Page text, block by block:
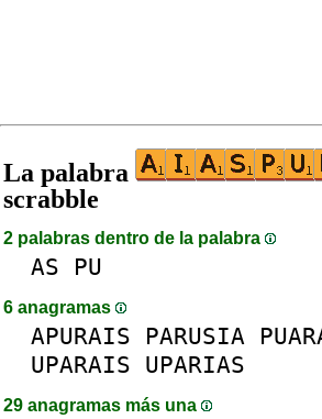
La palabra
scrabble
2 palabras dentro de la palabra
AS PU
6 anagramas
APURAIS PARUSIA
UPARAIS UPARIAS
29 anagramas más una